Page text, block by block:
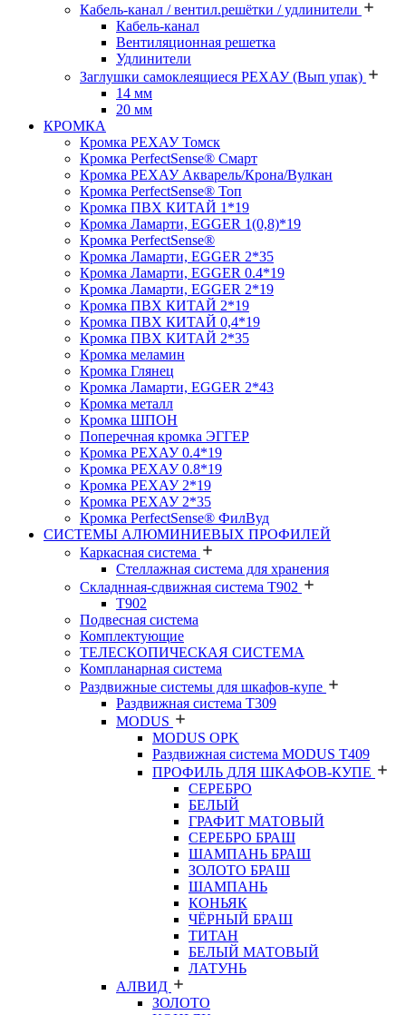
Кабель-канал / вентил.решётки / удлинители
Кабель-канал
Вентиляционная решетка
Удлинители
Заглушки самоклеящиеся РЕХАУ (Вып упак)
14 мм
20 мм
КРОМКА
Кромка PЕХАУ Томск
Кромка PerfectSense® Смарт
Кромка PЕХАУ Акварель/Крона/Вулкан
Кромка PerfectSense® Топ
Кромка ПВХ КИТАЙ 1*19
Кромка Ламарти, EGGER 1(0,8)*19
Кромка PerfectSense®
Кромка Ламарти, EGGER 2*35
Кромка Ламарти, EGGER 0.4*19
Кромка Ламарти, EGGER 2*19
Кромка ПВХ КИТАЙ 2*19
Кромка ПВХ КИТАЙ 0,4*19
Кромка ПВХ КИТАЙ 2*35
Кромка меламин
Кромка Глянец
Кромка Ламарти, EGGER 2*43
Кромка металл
Кромка ШПОН
Поперечная кромка ЭГГЕР
Кромка PЕХАУ 0.4*19
Кромка PЕХАУ 0.8*19
Кромка PЕХАУ 2*19
Кромка PЕХАУ 2*35
Кромка PerfectSense® ФилВуд
СИСТЕМЫ АЛЮМИНИЕВЫХ ПРОФИЛЕЙ
Каркасная система
Стеллажная система для хранения
Складнная-сдвижная система Т902
T902
Подвесная система
Комплектующие
ТЕЛЕСКОПИЧЕСКАЯ СИСТЕМА
Компланарная система
Раздвижные системы для шкафов-купе
Раздвижная система Т309
MODUS
MODUS OPK
Раздвижная система MODUS T409
ПРОФИЛЬ ДЛЯ ШКАФОВ-КУПЕ
СЕРЕБРО
БЕЛЫЙ
ГРАФИТ МАТОВЫЙ
СЕРЕБРО БРАШ
ШАМПАНЬ БРАШ
ЗОЛОТО БРАШ
ШАМПАНЬ
КОНЬЯК
ЧЁРНЫЙ БРАШ
ТИТАН
БЕЛЫЙ МАТОВЫЙ
ЛАТУНЬ
АЛВИД
ЗОЛОТО